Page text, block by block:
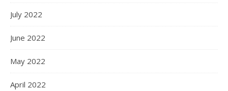
July 2022
June 2022
May 2022
April 2022